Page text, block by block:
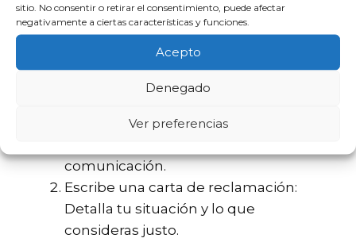
sitio. No consentir o retirar el consentimiento, puede afectar
negativamente a ciertas características y funciones.
Acepto
Denegado
Ver preferencias
Si has sido víctima de prácticas abusivas o si
consideras que tu deuda es incorrecta,
puedes presentar una reclamación formal a
Moneyman. Los pasos para hacerlo son:
Reúne documentación relevante:
comunicación.
Escribe una carta de reclamación:
Detalla tu situación y lo que
consideras justo.